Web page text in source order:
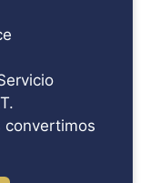
convertimos